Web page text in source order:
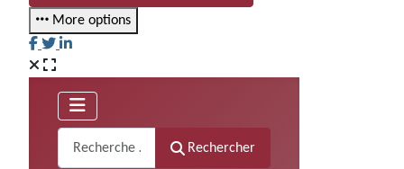
More options